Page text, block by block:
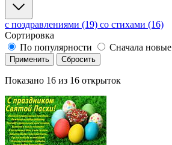
с поздравлениями (19) со стихами (16)
Сортировка
По популярности
Сначала новые
Применить Сбросить
Показано 16 из 16 открыток